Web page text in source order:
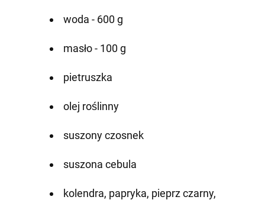
woda - 600 g
masło - 100 g
pietruszka
olej roślinny
suszony czosnek
suszona cebula
kolendra, papryka, pieprz czarny,